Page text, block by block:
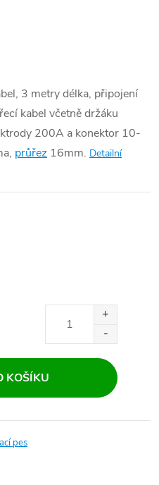
3 metry délka, připojení
kabel včetně držáku
200A a konektor 10-
průřez 16mm. Detailní
KOŠÍKU
pes